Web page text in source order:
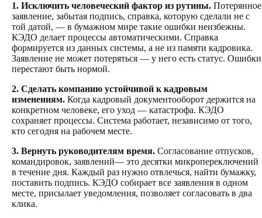
1. Исключить человеческий фактор из рутины. Потерянное
заявление, забытая подпись, справка, которую сделали не с
той датой, — в бумажном мире такие ошибки неизбежны.
КЭДО делает процессы автоматическими. Справка
формируется из данных системы, а не из памяти кадровика.
Заявление не может потеряться — у него есть статус. Ошибки
перестают быть нормой.
2. Сделать компанию устойчивой к кадровым
изменениям. Когда кадровый документооборот держится на
конкретном человеке, его уход — катастрофа. КЭДО
сохраняет процессы. Система работает, независимо от того,
кто сегодня на рабочем месте.
3. Вернуть руководителям время. Согласование отпусков,
командировок, заявлений— это десятки микропереключений
в течение дня. Каждый раз нужно отвлечься, найти бумажку,
поставить подпись. КЭДО собирает все заявления в одном
месте, присылает уведомления, позволяет согласовать в два
клика.